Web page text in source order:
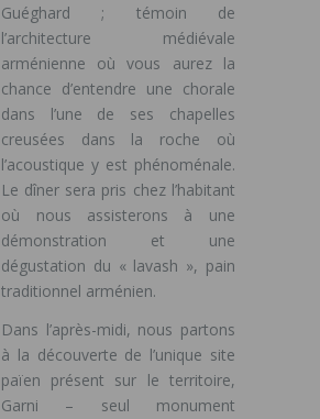
Guéghard ; témoin de
l’architecture médiévale
arménienne où vous aurez la
chance d’entendre une chorale
dans l’une de ses chapelles
creusées dans la roche où
l’acoustique y est phénoménale.
Le dîner sera pris chez l’habitant
où nous assisterons à une
démonstration et une
dégustation du « lavash », pain
traditionnel arménien.
Dans l’après-midi, nous partons
à la découverte de l’unique site
païen présent sur le territoire,
Garni – seul monument